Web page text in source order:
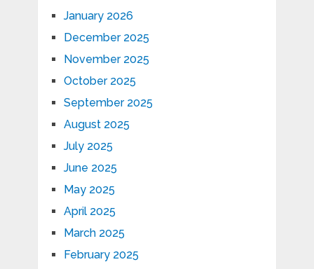
January 2026
December 2025
November 2025
October 2025
September 2025
August 2025
July 2025
June 2025
May 2025
April 2025
March 2025
February 2025